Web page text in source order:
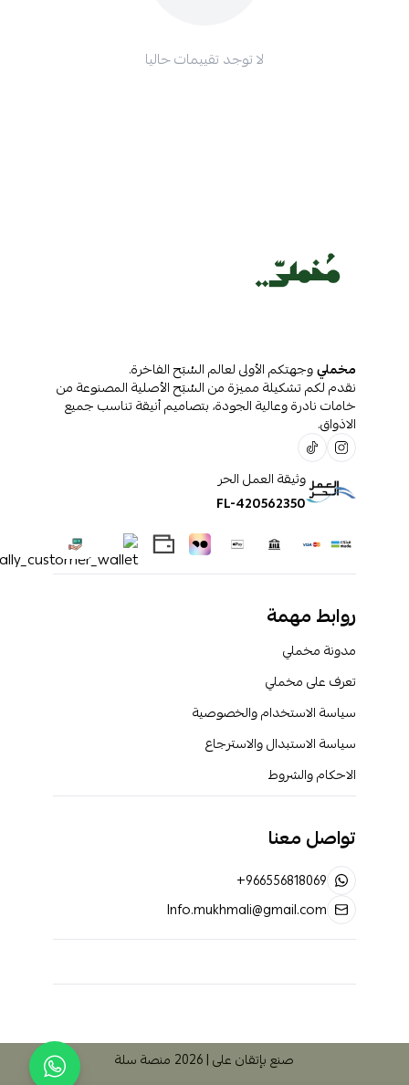
اطلب مسباح تركي معرق الآن قبل ما ينتهي من المتجر
لا توجد تقييمات حاليا
مخمليوجهتكم الأولى لعالم السُبَح الفاخرة.
نقدم لكم تشكيلة مميزة من السُبَح الأصلية المصنوعة من
خامات نادرة وعالية الجودة، بتصاميم أنيقة تناسب جميع
الاذواق.
وثيقة العمل الحر
FL-420562350
روابط مهمة
مدونة مخملي
تعرف على مخملي
سياسة الاستخدام والخصوصية
سياسة الاستبدال والاسترجاع
الاحكام والشروط
تواصل معنا
+966556818069
Info.mukhmali@gmail.com
صنع بإتقان على | 2026 منصة سلة